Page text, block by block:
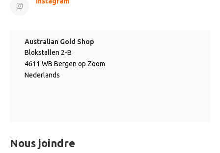
Australian Gold Shop
Blokstallen 2-B
4611 WB Bergen op Zoom
Nederlands
Nous joindre